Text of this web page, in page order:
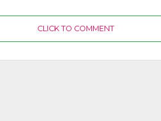
CLICK TO COMMENT